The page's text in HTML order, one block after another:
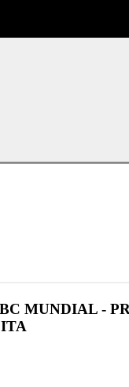
MUNDIAL -